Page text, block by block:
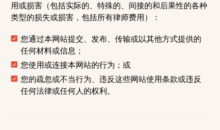
用或损害（包括实际的、特殊的、间接的和后果性的各种
类型的损失或损害，包括所有律师费用）：
您通过本网站提交、发布、传输或以其他方式提供的
任何材料或信息；
您使用或连接本网站的行为；或
您的疏忽或不当行为、违反这些网站使用条款或违反
任何法律或任何人的权利。